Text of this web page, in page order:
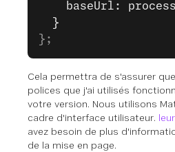
baseUrl:
  }
};
Cela permettra de s'assurer
polices que j'ai utilisés
votre version. Nous utilisons
cadre d'interface utilisateur.
avez besoin de plus
de la mise en page.